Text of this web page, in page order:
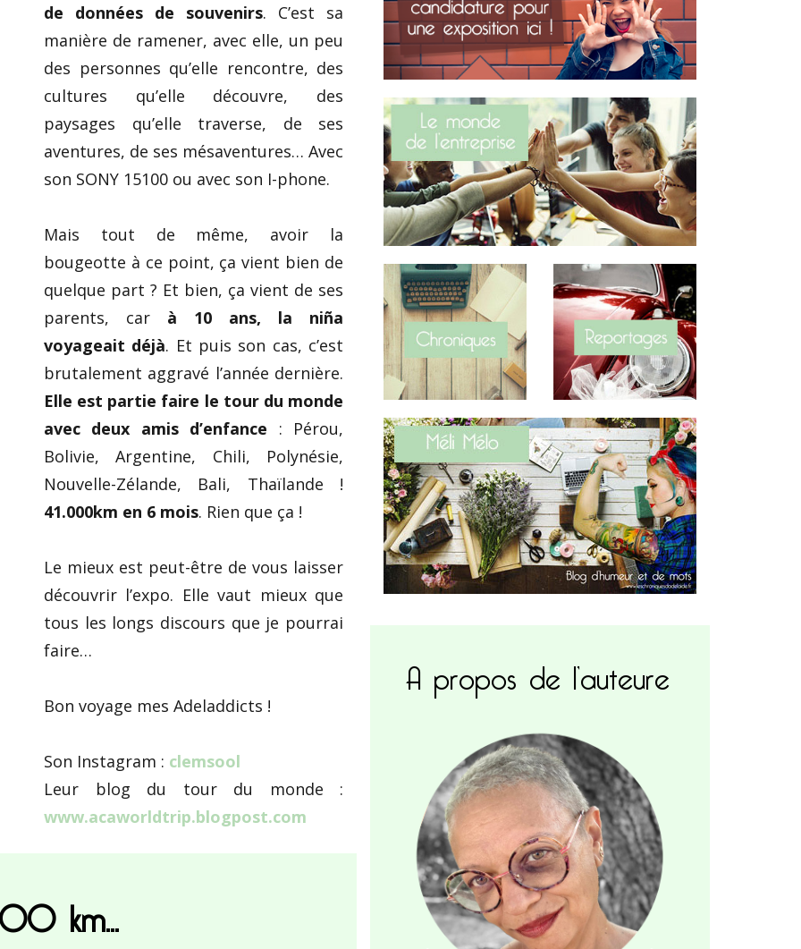
de données de souvenirs. C’est sa
manière de ramener, avec elle, un peu
des personnes qu’elle rencontre, des
cultures qu’elle découvre, des
paysages qu’elle traverse, de ses
aventures, de ses mésaventures… Avec
son SONY 15100 ou avec son I-phone.
Mais tout de même, avoir la
bougeotte à ce point, ça vient bien de
quelque part ? Et bien, ça vient de ses
parents, car à 10 ans, la niña
voyageait déjà. Et puis son cas, c’est
brutalement aggravé l’année dernière.
Elle est partie faire le tour du monde
avec deux amis d’enfance : Pérou,
Bolivie, Argentine, Chili, Polynésie,
Nouvelle-Zélande, Bali, Thaïlande !
41.000km en 6 mois. Rien que ça !
Le mieux est peut-être de vous laisser
découvrir l’expo. Elle vaut mieux que
tous les longs discours que je pourrai
faire…
Bon voyage mes Adeladdicts !
Son Instagram : clemsool
Leur blog du tour du monde :
www.acaworldtrip.blogpost.com
km...
A propos de l’auteure